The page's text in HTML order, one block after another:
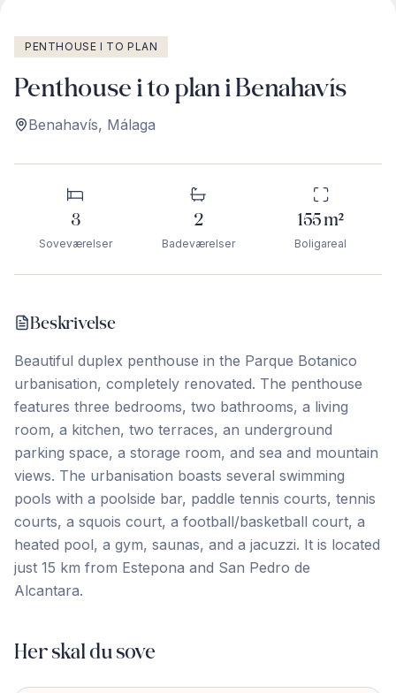
PENTHOUSE I TO PLAN
Penthouse i to plan i Benahavís
Benahavís, Málaga
3
Soveværelser
2
Badeværelser
155m²
Boligareal
Beskrivelse
Beautiful duplex penthouse in the Parque Botanico
urbanisation, completely renovated. The penthouse
features three bedrooms, two bathrooms, a living
room, a kitchen, two terraces, an underground
parking space, a storage room, and sea and mountain
views. The urbanisation boasts several swimming
pools with a poolside bar, paddle tennis courts, tennis
‌courts, ‌a ‌squois ‌court, a ‌football/basketball ‌court, ‌a
heated ‌pool, ‌a ‌gym, ‌saunas, ‌and ‌a ‌jacuzzi. It is located
just 15 km ‌from ‌Estepona ‌and ‌San ‌Pedro ‌de
‌Alcantara.
Her skal du sove